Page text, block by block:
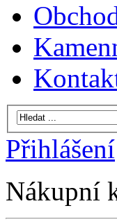
Přihlášení
Nákupní